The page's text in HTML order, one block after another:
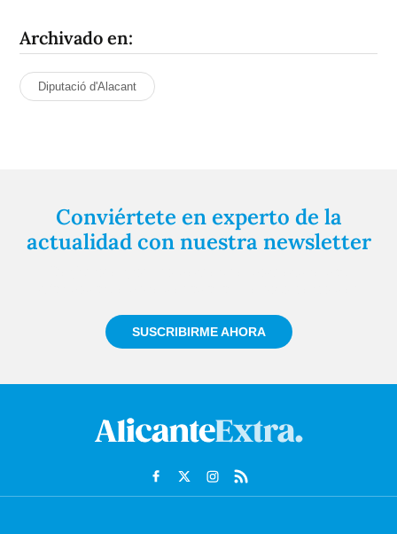
Archivado en:
Diputació d'Alacant
Conviértete en experto de la
actualidad con nuestra newsletter
SUSCRIBIRME AHORA